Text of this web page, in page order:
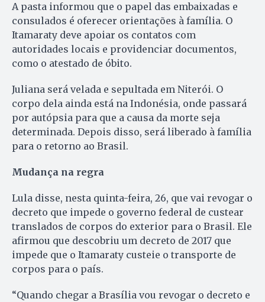
A pasta informou que o papel das embaixadas e
consulados é oferecer orientações à família. O
Itamaraty deve apoiar os contatos com
autoridades locais e providenciar documentos,
como o atestado de óbito.
Juliana será velada e sepultada em Niterói. O
corpo dela ainda está na Indonésia, onde passará
por autópsia para que a causa da morte seja
determinada. Depois disso, será liberado à família
para o retorno ao Brasil.
Mudança na regra
Lula disse, nesta quinta-feira, 26, que vai revogar o
decreto que impede o governo federal de custear
translados de corpos do exterior para o Brasil. Ele
afirmou que descobriu um decreto de 2017 que
impede que o Itamaraty custeie o transporte de
corpos para o país.
“Quando chegar a Brasília vou revogar o decreto e